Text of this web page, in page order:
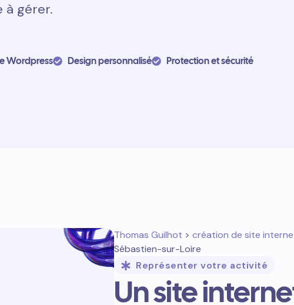
à gérer.
Wordpress Design personnalisé Protection et sécurité
Thomas Guilhot > création de site
Sébastien-sur-Loire
Représenter votre activité
Un site